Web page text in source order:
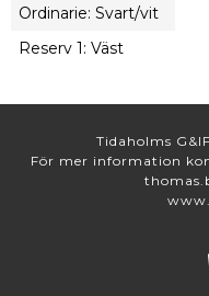
Ordinarie: Svart/vit
Reserv 1: Väst
Tidaholms
För mer information